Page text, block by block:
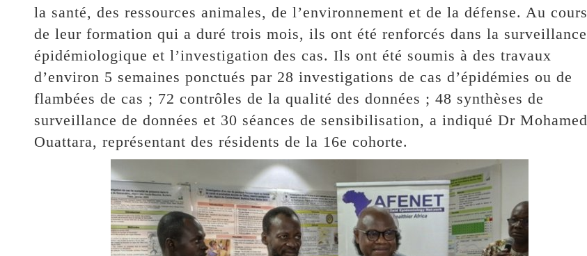
la santé, des ressources animales, de l’environnement et de la défense. Au cours
de leur formation qui a duré trois mois, ils ont été renforcés dans la surveillance
épidémiologique et l’investigation des cas. Ils ont été soumis à des travaux
d’environ 5 semaines ponctués par 28 investigations de cas d’épidémies ou de
flambées de cas ; 72 contrôles de la qualité des données ; 48 synthèses de
surveillance de données et 30 séances de sensibilisation, a indiqué Dr Mohamed
Ouattara, représentant des résidents de la 16e cohorte.